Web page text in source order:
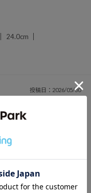
24.0cm
投稿日：2026/05/30
入ったので、今回はレー
ヨンの黒もお気に入りに